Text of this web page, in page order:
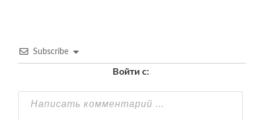
Subscribe
Войти с: